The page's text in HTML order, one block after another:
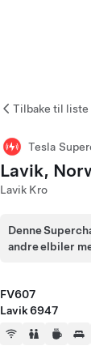
Tilbake til liste
Tesla
Lavik,
Lavik Kro
Denne
andre elbiler
FV607
Lavik 6947